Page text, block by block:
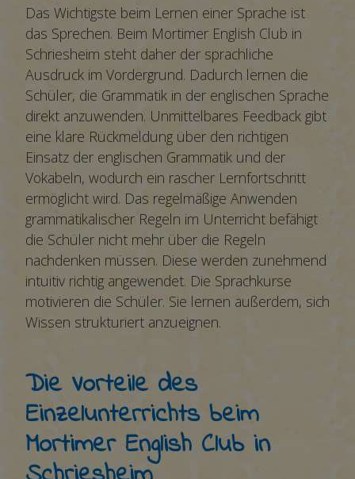
Das Wichtigste beim Lernen einer Sprache ist
das Sprechen. Beim Mortimer English Club in
Schriesheim steht daher der sprachliche
Ausdruck im Vordergrund. Dadurch lernen die
Schüler, die Grammatik in der englischen Sprache
direkt anzuwenden. Unmittelbares Feedback gibt
eine klare Rückmeldung über den richtigen
Einsatz der englischen Grammatik und der
Vokabeln, wodurch ein rascher Lernfortschritt
ermöglicht wird. Das regelmäßige Anwenden
grammatikalischer Regeln im Unterricht befähigt
die Schüler nicht mehr über die Regeln
nachdenken müssen. Diese werden zunehmend
intuitiv richtig angewendet. Die Sprachkurse
motivieren die Schüler. Sie lernen außerdem, sich
Wissen strukturiert anzueignen.
Die Vorteile des
Einzelunterrichts beim
Mortimer English Club in